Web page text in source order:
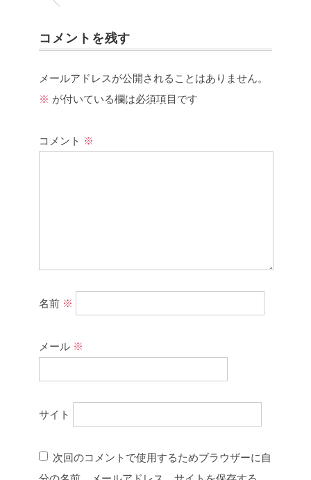
コメントを残す
メールアドレスが公開されることはありません。
※ が付いている欄は必須項目です
コメント ※
名前 ※
メール ※
サイト
次回のコメントで使用するためブラウザーに自